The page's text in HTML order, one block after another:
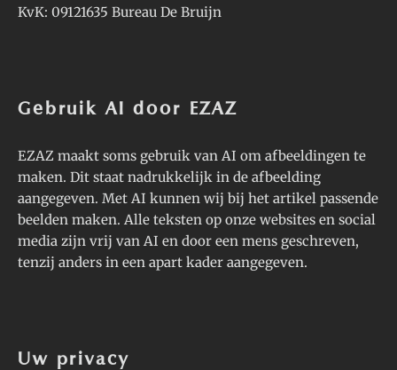
KvK: 09121635 Bureau De Bruijn
Gebruik AI door EZAZ
EZAZ maakt soms gebruik van AI om afbeeldingen te
maken. Dit staat nadrukkelijk in de afbeelding
aangegeven. Met AI kunnen wij bij het artikel passende
beelden maken. Alle teksten op onze websites en social
media zijn vrij van AI en door een mens geschreven,
tenzij anders in een apart kader aangegeven.
Uw privacy